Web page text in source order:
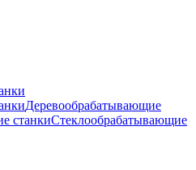
Деревообрабатывающие
станкиСтеклообрабатывающие